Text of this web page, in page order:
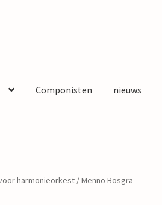
Componisten nieuws
harmonieorkest / Menno Bosgra